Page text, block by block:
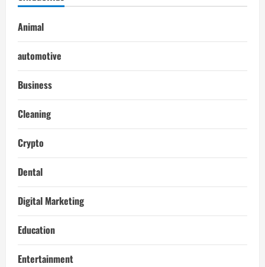
Animal
automotive
Business
Cleaning
Crypto
Dental
Digital Marketing
Education
Entertainment